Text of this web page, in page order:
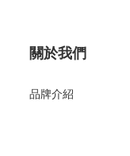
關於我們
品牌介紹